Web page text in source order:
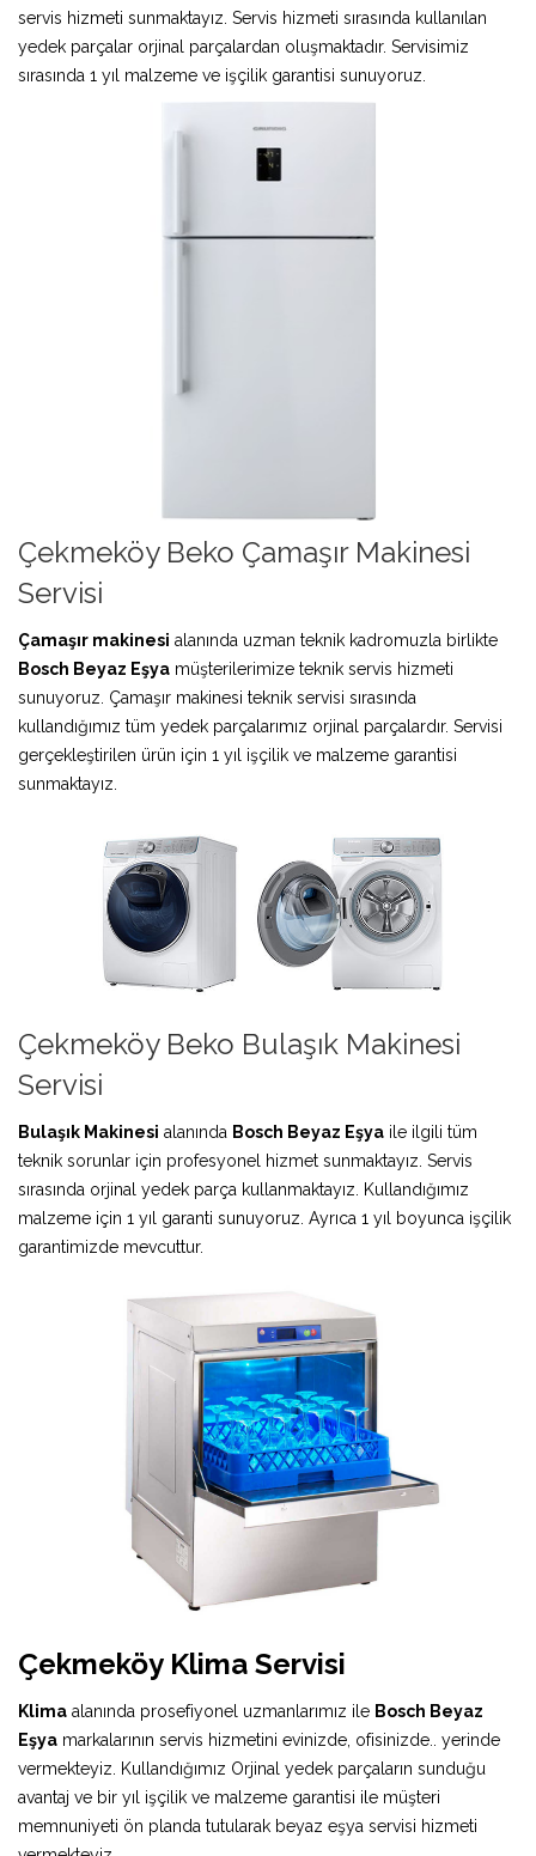
servis hizmeti sunmaktayız. Servis hizmeti sırasında kullanılan
yedek parçalar orjinal parçalardan oluşmaktadır. Servisimiz
sırasında 1 yıl malzeme ve işçilik garantisi sunuyoruz.
Çekmeköy Beko Çamaşır Makinesi
Servisi
Çamaşır makinesi alanında uzman teknik kadromuzla birlikte
Bosch Beyaz Eşya müşterilerimize teknik servis hizmeti
sunuyoruz. Çamaşır makinesi teknik servisi sırasında
kullandığımız tüm yedek parçalarımız orjinal parçalardır. Servisi
gerçekleştirilen ürün için 1 yıl işçilik ve malzeme garantisi
sunmaktayız.
Çekmeköy Beko Bulaşık Makinesi
Servisi
Bulaşık Makinesi alanında Bosch Beyaz Eşya ile ilgili tüm
teknik sorunlar için profesyonel hizmet sunmaktayız. Servis
sırasında orjinal yedek parça kullanmaktayız. Kullandığımız
malzeme için 1 yıl garanti sunuyoruz. Ayrıca 1 yıl boyunca işçilik
garantimizde mevcuttur.
Çekmeköy Klima Servisi
Klima alanında prosefiyonel uzmanlarımız ile Bosch Beyaz
Eşya markalarının servis hizmetini evinizde, ofisinizde.. yerinde
vermekteyiz. Kullandığımız Orjinal yedek parçaların sunduğu
avantaj ve bir yıl işçilik ve malzeme garantisi ile müşteri
memnuniyeti ön planda tutularak beyaz eşya servisi hizmeti